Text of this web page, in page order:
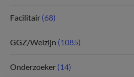
Facilitair (68)
GGZ/Welzijn (1085)
Onderzoeker (14)